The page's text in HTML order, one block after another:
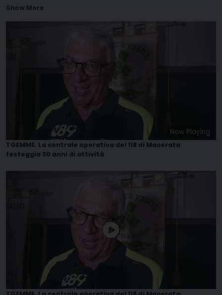
Show More
Now Playing
TGEMME. La centrale operativa del 118 di Macerata
festeggia 30 anni di attività